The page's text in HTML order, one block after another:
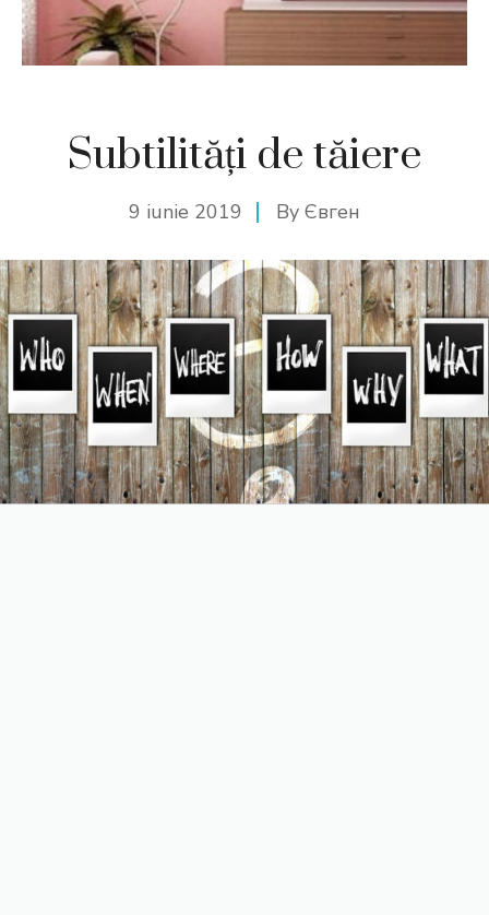
Subtilități de tăiere
9 iunie 2019 By Євген